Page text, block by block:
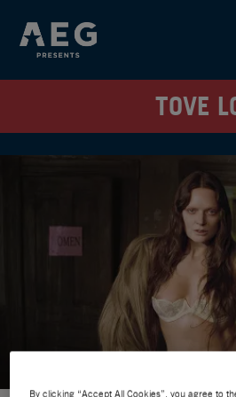
TOVE
By clicking “Accept All Cookies”, you agree to